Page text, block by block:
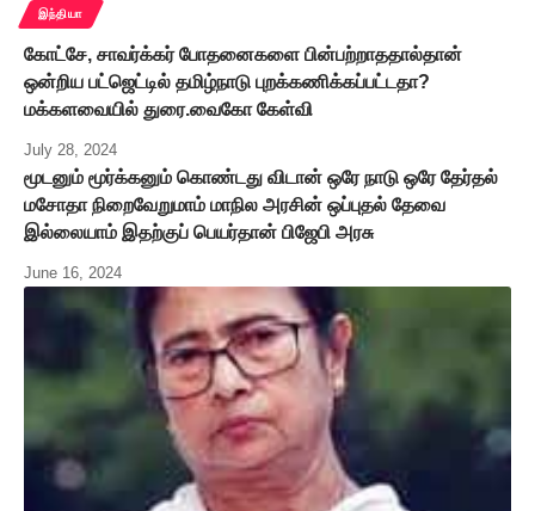
இந்தியா
கோட்சே, சாவர்க்கர் போதனைகளை பின்பற்றாததால்தான்
ஒன்றிய பட்ஜெட்டில் தமிழ்நாடு புறக்கணிக்கப்பட்டதா?
மக்களவையில் துரை.வைகோ கேள்வி
July 28, 2024
மூடனும் மூர்க்கனும் கொண்டது விடான் ஒரே நாடு ஒரே தேர்தல்
மசோதா நிறைவேறுமாம் மாநில அரசின் ஒப்புதல் தேவை
இல்லையாம் இதற்குப் பெயர்தான் பிஜேபி அரசு
June 16, 2024